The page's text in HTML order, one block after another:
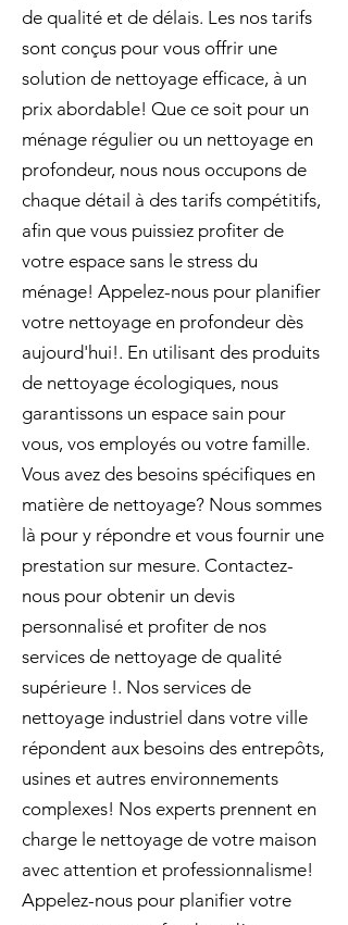
de qualité et de délais. Les nos tarifs
sont conçus pour vous offrir une
solution de nettoyage efficace, à un
prix abordable! Que ce soit pour un
ménage régulier ou un nettoyage en
profondeur, nous nous occupons de
chaque détail à des tarifs compétitifs,
afin que vous puissiez profiter de
votre espace sans le stress du
ménage! Appelez-nous pour planifier
votre nettoyage en profondeur dès
aujourd'hui!. En utilisant des produits
de nettoyage écologiques, nous
garantissons un espace sain pour
vous, vos employés ou votre famille.
Vous avez des besoins spécifiques en
matière de nettoyage? Nous sommes
là pour y répondre et vous fournir une
prestation sur mesure. Contactez-
nous pour obtenir un devis
personnalisé et profiter de nos
services de nettoyage de qualité
supérieure !. Nos services de
nettoyage industriel dans votre ville
répondent aux besoins des entrepôts,
usines et autres environnements
complexes! Nos experts prennent en
charge le nettoyage de votre maison
avec attention et professionnalisme!
Appelez-nous pour planifier votre